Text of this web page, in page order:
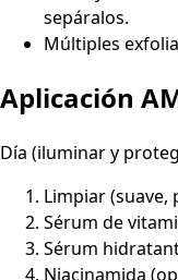
sepáralos.
Múltiples
Aplicación
Día (iluminar y
Limpiar (suave,
Sérum de
Sérum
Niacinamida